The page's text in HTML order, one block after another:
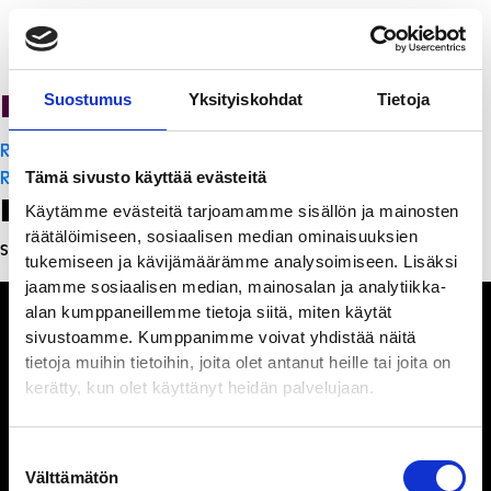
Suostumus Yksityiskohdat Tietoja
Tämä sivusto käyttää evästeitä
Käytämme evästeitä tarjoamamme sisällön ja mainosten
räätälöimiseen, sosiaalisen median ominaisuuksien
tukemiseen ja kävijämäärämme analysoimiseen. Lisäksi
jaamme sosiaalisen median, mainosalan ja analytiikka-
alan kumppaneillemme tietoja siitä, miten käytät
sivustoamme. Kumppanimme voivat yhdistää näitä
tietoja muihin tietoihin, joita olet antanut heille tai joita on
kerätty, kun olet käyttänyt heidän palvelujaan.
valinta
Välttämätön
PanchoVilla
Artikkelien
selaus
Ravintola Sofia
Ravintola Sofia
Leave a Reply
Sinun täytyy kirjautua sisään